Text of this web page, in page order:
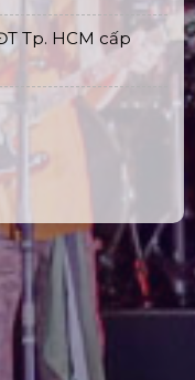
Tp. HCM cấp